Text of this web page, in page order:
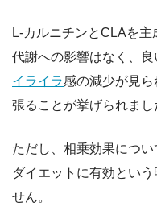
L-カルニチンとCLAを
代謝への影響はなく、
イライラ感の減少が見
張ることが挙げられまし
ただし、相乗効果につ
ダイエットに有効とい
せん。